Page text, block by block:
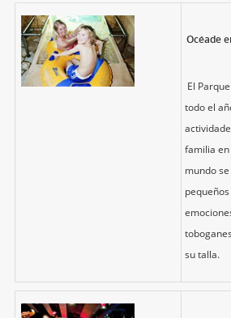
Océade
El
todo el
familia en
mundo
su talla.